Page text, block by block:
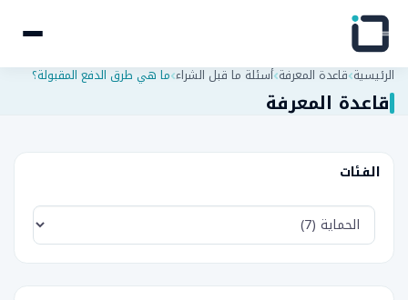
الرئيسية قاعدة المعرفة أسئلة ما قبل الشراء ما هي طرق الدفع المقبولة؟
قاعدة المعرفة
الفئات